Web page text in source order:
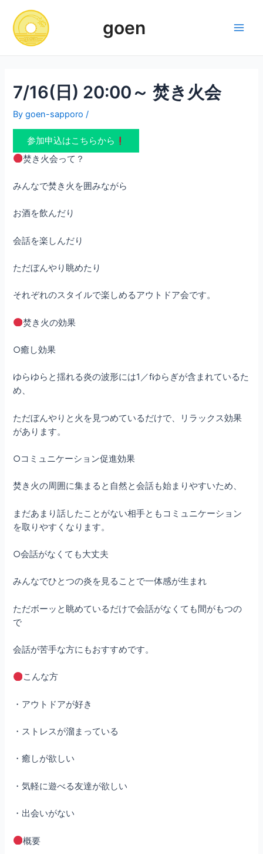
content
goen
7/16(日) 20:00～ 焚き火会
Bygoen-sapporo/
参加申込はこちらから
焚き火会って？
みんなで焚き火を囲みながら
お酒を飲んだり
会話を楽しんだり
ただぼんやり眺めたり
それぞれのスタイルで楽しめるアウトドア会です。
焚き火の効果
○癒し効果
ゆらゆらと揺れる炎の波形には1／fゆらぎが含まれているた
め、
ただぼんやりと火を見つめているだけで、リラックス効果
があります。
○コミュニケーション促進効果
焚き火の周囲に集まると自然と会話も始まりやすいため、
まだあまり話したことがない相手ともコミュニケーション
を取りやすくなります。
○会話がなくても大丈夫
みんなでひとつの炎を見ることで一体感が生まれ
ただボーッと眺めているだけで会話がなくても間がもつの
で
会話が苦手な方にもおすすめです。
こんな方
・アウトドアが好き
・ストレスが溜まっている
・癒しが欲しい
・気軽に遊べる友達が欲しい
・出会いがない
概要